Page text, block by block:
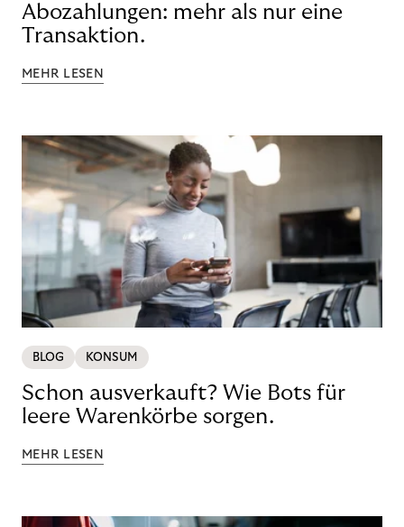
Abozahlungen: mehr als nur eine
Transaktion.
MEHR LESEN
BLOG KONSUM
Schon ausverkauft? Wie Bots für
leere Warenkörbe sorgen.
MEHR LESEN